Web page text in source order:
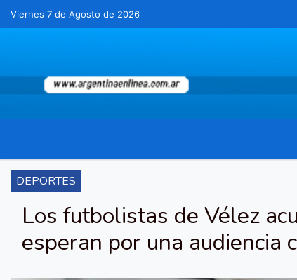
Viernes 7 de Agosto de 2026Hoy es Viernes 7 de Agosto de 2026 y
DEPORTES
Los futbolistas de Vélez
esperan por una audiencia